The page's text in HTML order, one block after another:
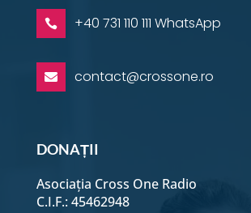
 +40 731 110 111 WhatsApp
 contact@crossone.ro
DONAȚII
Asociația Cross One Radio
C.I.F.: 45462948